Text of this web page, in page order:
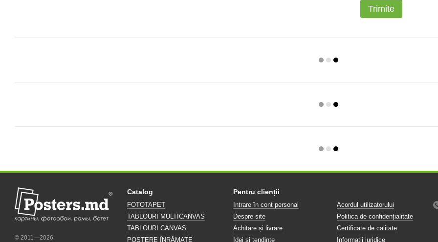
Trimite
© 2011—2026
Catalog
FOTOTAPET
TABLOURI MULTICANVAS
TABLOURI CANVAS
POSTERE ÎNRĂMATE
Pentru clienții
Intrare în cont personal
Despre site
Achitare și livrare
Idei și tendințe
Acordul utilizatorului
Politica de confidențialitate
Certificate de calitate
Informații juridice